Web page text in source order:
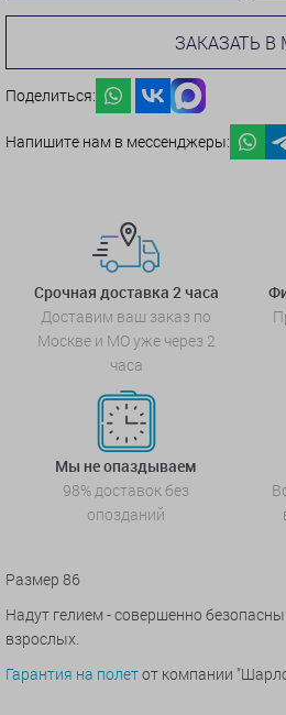
ЗАКАЗАТЬ В
Поделиться:
Напишите нам в мессенджеры:
Срочная доставка 2 часа
Доставим ваш заказ по
Москве и МО уже через 2
часа
Мы не опаздываем
98% доставок без
опозданий
Размер 86
Надут гелием - совершенно
взрослых.
Гарантия на полетот компании